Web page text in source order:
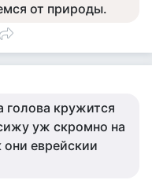
от природы.
голова кружится
уж скромно на
еврейскии